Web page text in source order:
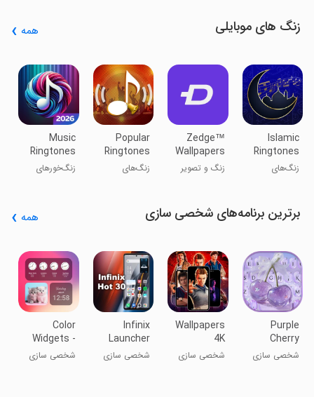
زنگ های موبایلی همه
Islamic
Ringtones
and Songs
زنگ‌های
Zedge™
Wallpapers
&
Ringtones
زنگ و تصویر
Popular
Ringtones
for Android
زنگ‌های
Music
Ringtones
2026
زنگ‌خورهای
برترین برنامه‌های شخصی سازی همه
Purple
Cherry
Super
Theme
شخصی سازی
Wallpapers
4K
Stranger
Things
شخصی سازی
Infinix
Launcher
for Android
شخصی سازی
Color
Widgets -
iOS
Widgets
شخصی سازی